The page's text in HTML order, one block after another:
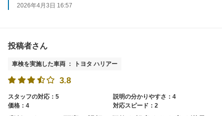
2026年4月3日 16:57
投稿者さん
車検を実施した車両 ： トヨタ ハリアー
3.8
スタッフの対応：5
説明の分かりやすさ：4
価格：4
対応スピード：2